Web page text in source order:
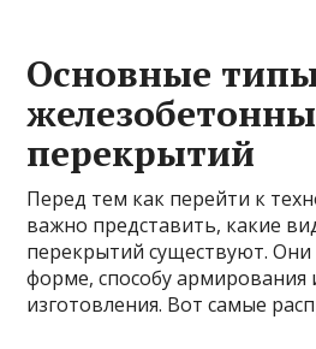
Основные
перекрытий
Перед тем как перейти к
важно представить, какие
перекрытий существуют. Они
форме, способу армирования
изготовления. Вот самые